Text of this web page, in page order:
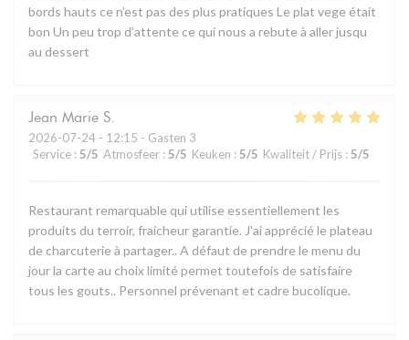
bords hauts ce n’est pas des plus pratiques Le plat vege était
bon Un peu trop d’attente ce qui nous a rebute à aller jusqu
au dessert
Jean Marie S
2026-07-24 - 12:15 - Gasten 3
Service : 5/5 Atmosfeer : 5/5 Keuken : 5/5 Kwaliteit / Prijs : 5/5
Restaurant remarquable qui utilise essentiellement les
produits du terroir, fraicheur garantie. J'ai apprécié le plateau
de charcuterie à partager.. A défaut de prendre le menu du
jour la carte au choix limité permet toutefois de satisfaire
tous les gouts.. Personnel prévenant et cadre bucolique.